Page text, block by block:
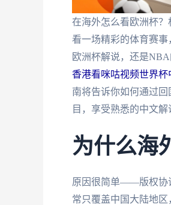
在海外怎么看欧洲杯
看一场精彩的体育赛
欧洲杯解说，还是
香港看咪咕视频世界
南将告诉你如何通过
目，享受熟悉的中文解
为什么海
原因很简单——版权协
常只覆盖中国大陆地